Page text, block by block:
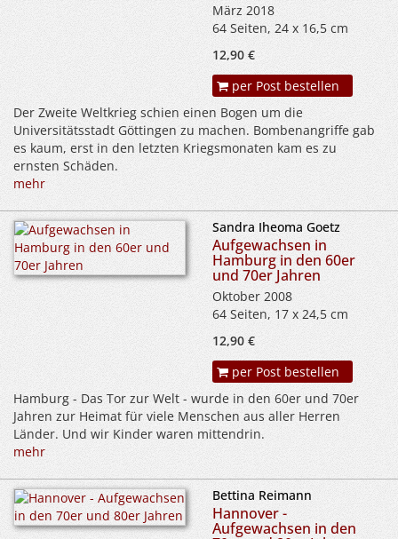
März 2018
64 Seiten, 24 x 16,5 cm
12,90 €
per Post bestellen
Der Zweite Weltkrieg schien einen Bogen um die
Universitätsstadt Göttingen zu machen. Bombenangriffe gab
es kaum, erst in den letzten Kriegsmonaten kam es zu
ernsten Schäden.
mehr
Sandra Iheoma Goetz
Aufgewachsen in
Hamburg in den 60er
und 70er Jahren
Oktober 2008
64 Seiten, 17 x 24,5 cm
12,90 €
per Post bestellen
Hamburg - Das Tor zur Welt - wurde in den 60er und 70er
Jahren zur Heimat für viele Menschen aus aller Herren
Länder. Und wir Kinder waren mittendrin.
mehr
Bettina Reimann
Hannover -
Aufgewachsen in den